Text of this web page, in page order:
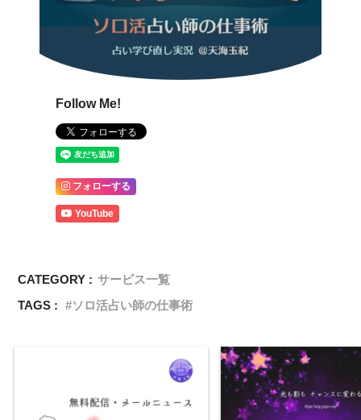
Follow Me!
フォローする
YouTube
CATEGORY : サービス一覧
TAGS :
ソロ活占い師の仕事術